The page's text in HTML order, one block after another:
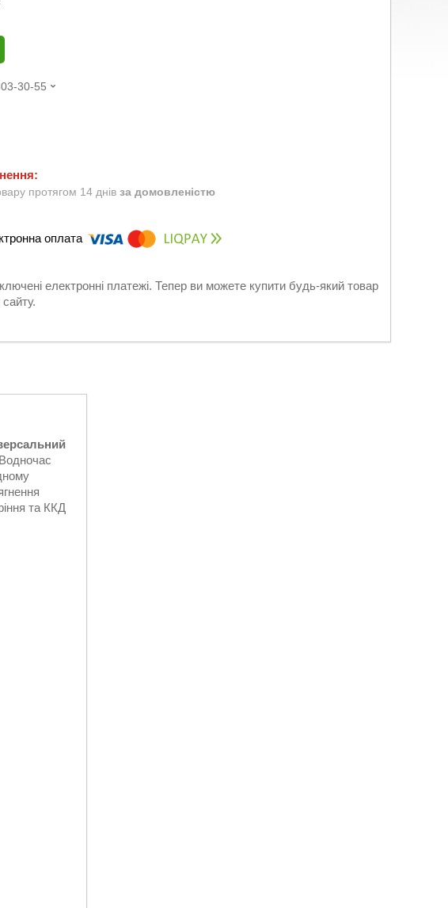
30-55
протягом 14 днів за домовленістю
електронні платежі. Тепер ви можете купити будь-який товар
та ККД